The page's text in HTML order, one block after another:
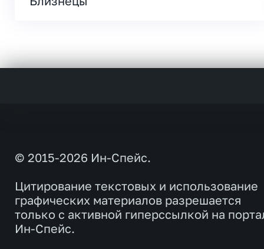
© 2015-2026 Ин-Спейс.
Цитирование текстовых и использование
графических материалов разрешается
только с активной гиперссылкой на
Ин-Спейс.